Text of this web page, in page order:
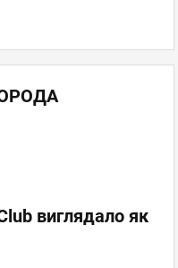
виглядало як